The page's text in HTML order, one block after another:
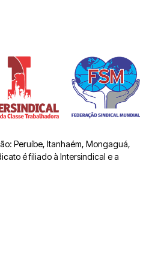
Peruíbe, Itanhaém, Mongaguá,
é filiado à Intersindical e a